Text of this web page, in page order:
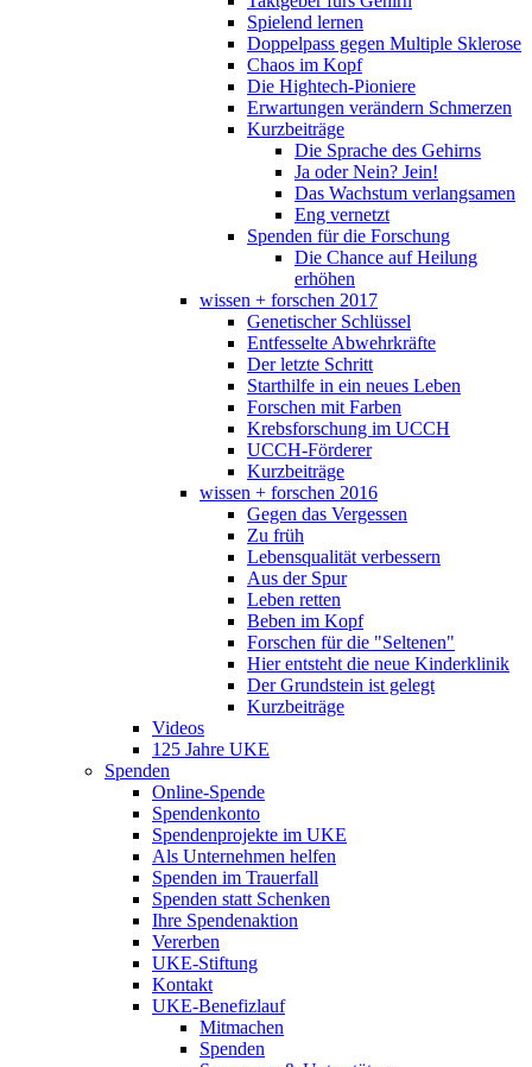
Spielend lernen
Doppelpass gegen Multiple Sklerose
Chaos im Kopf
Die Hightech-Pioniere
Erwartungen verändern Schmerzen
Kurzbeiträge
Die Sprache des Gehirns
Ja oder Nein? Jein!
Das Wachstum verlangsamen
Eng vernetzt
Spenden für die Forschung
Die Chance auf Heilung
erhöhen
wissen + forschen 2017
Genetischer Schlüssel
Entfesselte Abwehrkräfte
Der letzte Schritt
Starthilfe in ein neues Leben
Forschen mit Farben
Krebsforschung im UCCH
UCCH-Förderer
Kurzbeiträge
wissen + forschen 2016
Gegen das Vergessen
Zu früh
Lebensqualität verbessern
Aus der Spur
Leben retten
Beben im Kopf
Forschen für die "Seltenen"
Hier entsteht die neue Kinderklinik
Der Grundstein ist gelegt
Kurzbeiträge
Videos
125 Jahre UKE
Spenden
Online-Spende
Spendenkonto
Spendenprojekte im UKE
Als Unternehmen helfen
Spenden im Trauerfall
Spenden statt Schenken
Ihre Spendenaktion
Vererben
UKE-Stiftung
Kontakt
UKE-Benefizlauf
Mitmachen
Spenden